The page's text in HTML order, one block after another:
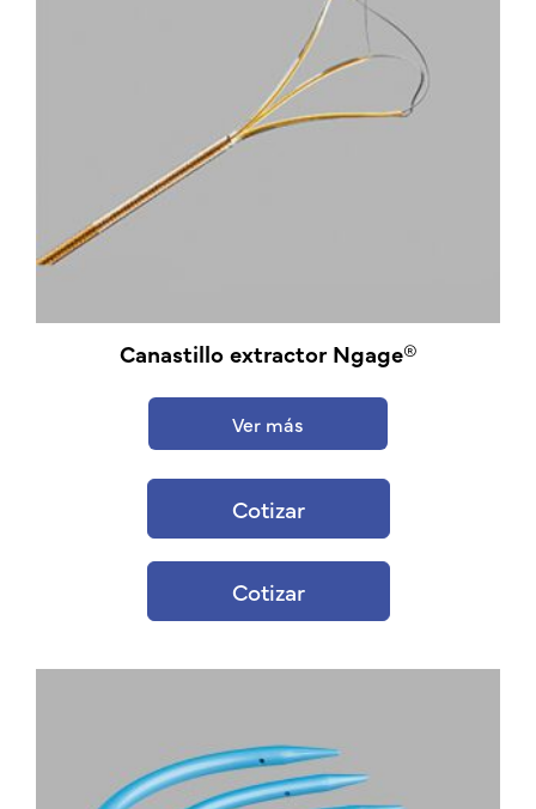
Canastillo extractor Ngage®
Ver más
Cotizar
Cotizar